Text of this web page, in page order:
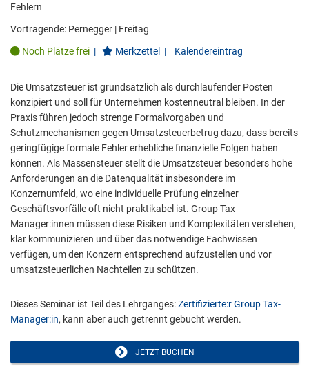
Fehlern
Vortragende: Pernegger | Freitag
Noch Plätze frei | Merkzettel | Kalendereintrag
Die Umsatzsteuer ist grundsätzlich als durchlaufender Posten
konzipiert und soll für Unternehmen kostenneutral bleiben. In der
Praxis führen jedoch strenge Formalvorgaben und
Schutzmechanismen gegen Umsatzsteuerbetrug dazu, dass bereits
geringfügige formale Fehler erhebliche finanzielle Folgen haben
können. Als Massensteuer stellt die Umsatzsteuer besonders hohe
Anforderungen an die Datenqualität insbesondere im
Konzernumfeld, wo eine individuelle Prüfung einzelner
Geschäftsvorfälle oft nicht praktikabel ist. Group Tax
Manager:innen müssen diese Risiken und Komplexitäten verstehen,
klar kommunizieren und über das notwendige Fachwissen
verfügen, um den Konzern entsprechend aufzustellen und vor
umsatzsteuerlichen Nachteilen zu schützen.
Dieses Seminar ist Teil des Lehrganges:Zertifizierte:r Group Tax-
Manager:in, kann aber auch getrennt gebucht werden.
JETZT BUCHEN